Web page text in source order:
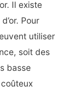
Il existe
Pour
utiliser
soit des
basse